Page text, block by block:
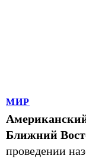
МИР
Ближний
проведении